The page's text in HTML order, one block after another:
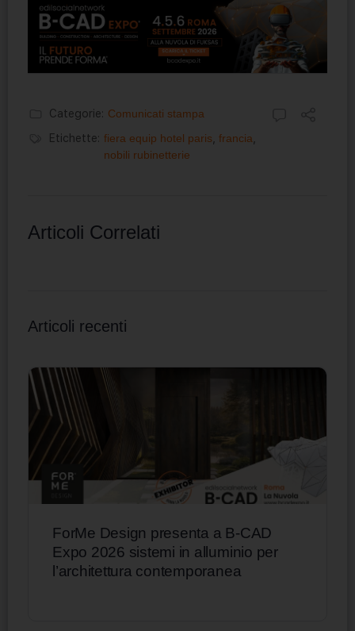
Categorie: Comunicati stampa
Etichette: fiera equip hotel paris francia
nobili rubinetterie
Articoli Correlati
Articoli recenti
ForMe Design presenta a B-CAD
Expo 2026 sistemi in alluminio per
l’architettura contemporanea